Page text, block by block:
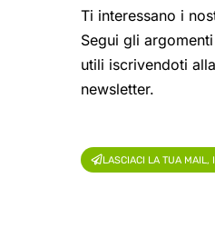
Ti interessano i
Segui gli
utili iscrivendoti
newsletter.
LASCIACI LA TUA MAIL,